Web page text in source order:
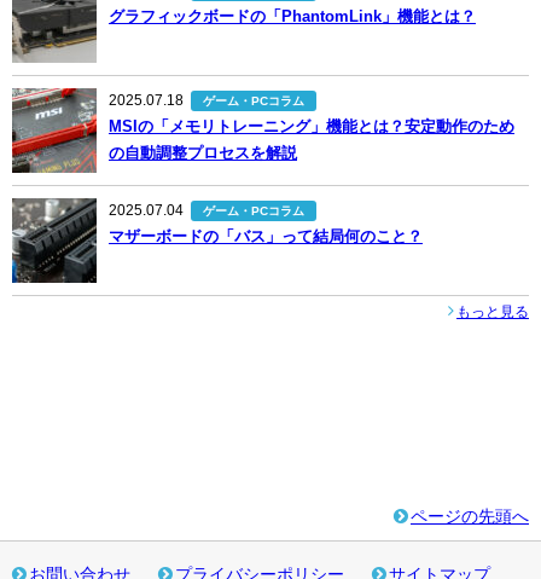
グラフィックボードの「PhantomLink」機能とは？
2025.07.18 ゲーム・PCコラム
MSIの「メモリトレーニング」機能とは？安定動作のため
の自動調整プロセスを解説
2025.07.04 ゲーム・PCコラム
マザーボードの「バス」って結局何のこと？
もっと見る
ページの先頭へ
お問い合わせ プライバシーポリシー サイトマップ